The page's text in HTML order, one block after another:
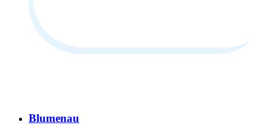
Blumenau